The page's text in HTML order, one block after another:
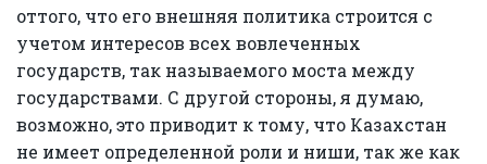
оттого, что его внешняя политика строится с
учетом интересов всех вовлеченных
государств, так называемого моста между
государствами. С другой стороны, я думаю,
возможно, это приводит к тому, что Казахстан
не имеет определенной роли и ниши, так же как